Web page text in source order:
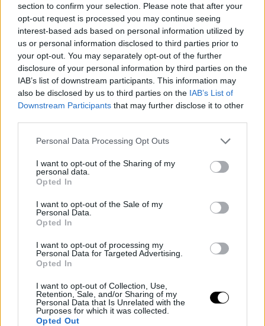
section to confirm your selection. Please note that after your
opt-out request is processed you may continue seeing
interest-based ads based on personal information utilized by
us or personal information disclosed to third parties prior to
your opt-out. You may separately opt-out of the further
disclosure of your personal information by third parties on the
IAB’s list of downstream participants. This information may
also be disclosed by us to third parties on the IAB’s List of
Downstream Participants that may further disclose it to other
Please note that this website/app uses one or more Google
not limited to your visit or usage behaviour. You may click to
grant or deny consent to Google and its third-party tags to
use your data for below specified purposes in below Google
consent section.
Personal Data Processing Opt Outs
I want to opt-out of the Sharing of my
personal data.
Opted In
I want to opt-out of the Sale of my
Personal Data.
Opted In
I want to opt-out of processing my
Personal Data for Targeted Advertising.
Opted In
I want to opt-out of Collection, Use,
Retention, Sale, and/or Sharing of my
Personal Data that Is Unrelated with the
Purposes for which it was collected.
Opted Out
Baiano, il nuovo allenatore è Antonino
Amarante
Redazione
Virtus Avellino nel segno della continuità,
Della Rocca-Cucciniello confermati
Redazione